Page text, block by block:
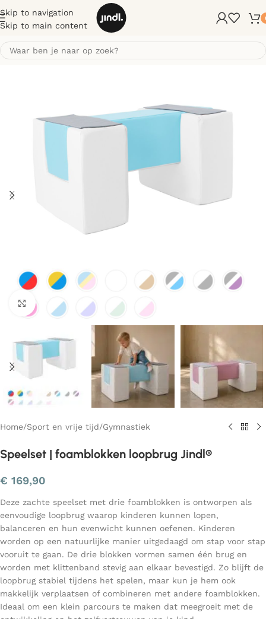
Skip to navigation
Skip to main content
Klik om te vergroten
Home/Sport en vrije tijd/Gymnastiek
Speelset | foamblokken loopbrug Jindl®
€ 169,90
Deze zachte speelset met drie foamblokken is ontworpen als
eenvoudige loopbrug waarop kinderen kunnen lopen,
balanceren en hun evenwicht kunnen oefenen. Kinderen
worden op een natuurlijke manier uitgedaagd om stap voor stap
vooruit te gaan. De drie blokken vormen samen één brug en
worden met klittenband stevig aan elkaar bevestigd. Zo blijft de
loopbrug stabiel tijdens het spelen, maar kun je hem ook
makkelijk verplaatsen of combineren met andere foamblokken.
Ideaal om een klein parcours te maken dat meegroeit met de